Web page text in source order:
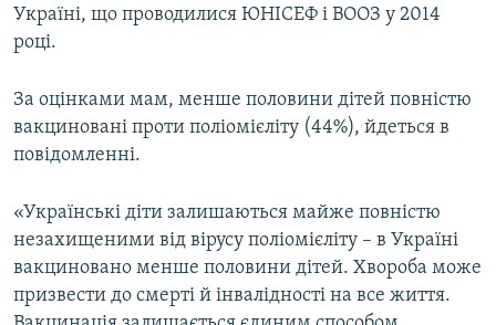
Усі сайти RFE/RL
Україні, що проводилися ЮНІСЕФ і ВООЗ у 2014
році.
За оцінками мам, менше половини дітей повністю
вакциновані проти поліомієліту (44%), йдеться в
повідомленні.
«Українські діти залишаються майже повністю
незахищеними від вірусу поліомієліту – в Україні
вакциновано менше половини дітей. Хвороба може
призвести до смерті й інвалідності на все життя.